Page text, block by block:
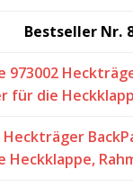
Heckträger
Heckklappe,